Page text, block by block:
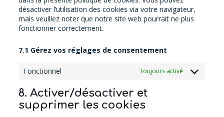
désactiver l’utilisation des cookies via votre navigateur,
mais veuillez noter que notre site web pourrait ne plus
fonctionner correctement.
7.1 Gérez vos réglages de consentement
Fonctionnel Toujours activé
8. Activer/désactiver et
supprimer les cookies